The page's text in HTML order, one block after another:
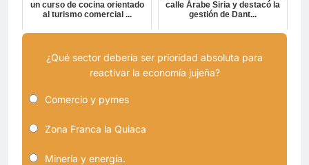
un curso de cocina orientado
al turismo comercial ...
calle Árabe Siria y destacó la
gestión de Dant...
¿Qué sector debería ser prioridad absoluta para
reactivar la economía jujeña?
Comercio y pymes
Zona Franca la Quiaca
Minería y energía.